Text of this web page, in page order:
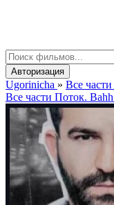
Авторизация
Ugorinicha » Все
Все части Поток. Bahh